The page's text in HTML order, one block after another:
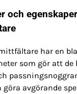
och
har en
som gör att de
avgörande